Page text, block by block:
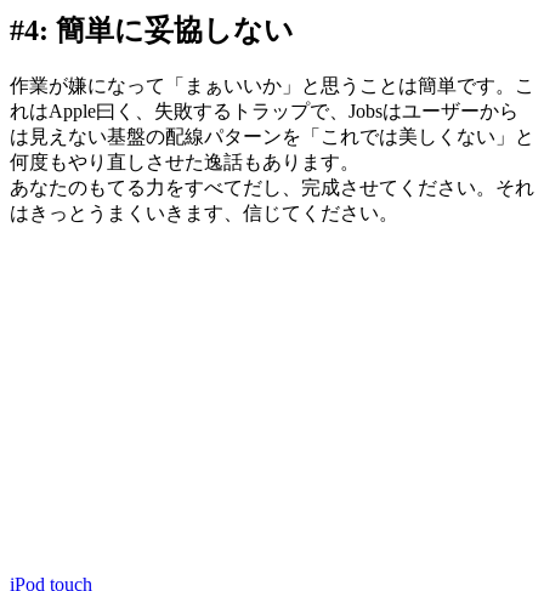
#4: 簡単に妥協しない
作業が嫌になって「まぁいいか」と思うことは簡単です。こ
れはApple曰く、失敗するトラップで、Jobsはユーザーから
は見えない基盤の配線パターンを「これでは美しくない」と
何度もやり直しさせた逸話もあります。
あなたのもてる力をすべてだし、完成させてください。それ
はきっとうまくいきます、信じてください。
iPod touch